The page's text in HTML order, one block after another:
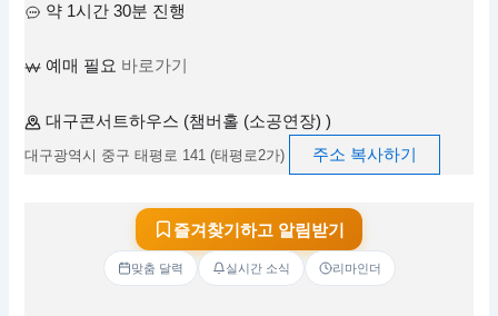
약 1시간 30분 진행
예매 필요 바로가기
대구콘서트하우스 (챔버홀 (소공연장) )
대구광역시 중구 태평로 141 (태평로2가) 주소 복사하기
즐겨찾기하고 알림받기
맞춤 달력 실시간 소식 리마인더